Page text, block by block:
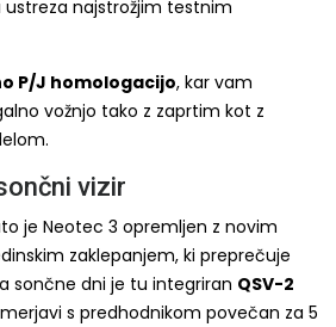
ustreza najstrožjim testnim
P/J homologacijo, kar vam
vožnjo tako z zaprtim kot z
vizir
je Neotec 3 opremljen z novim
zaklepanjem, ki preprečuje
sončne dni je tu integriran QSV-2
s predhodnikom povečan za 5